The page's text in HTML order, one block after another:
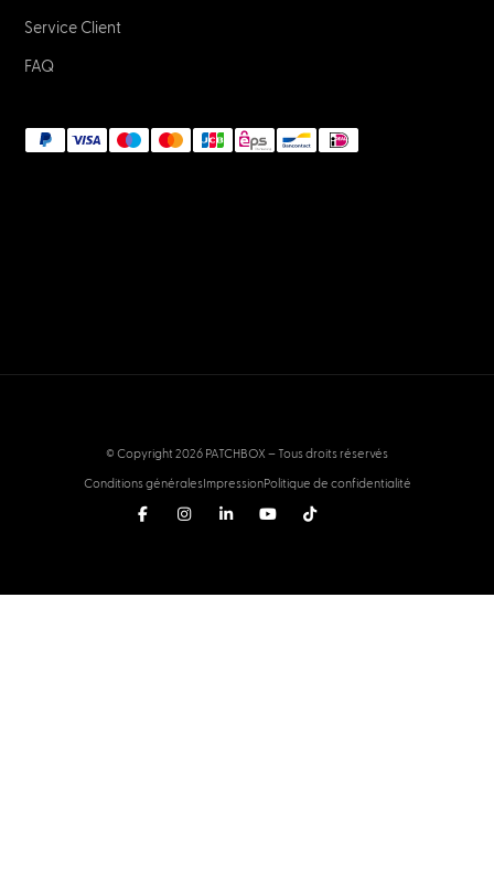
Service Client
FAQ
© Copyright 2026 PATCHBOX – Tous droits réservés
Conditions généralesImpressionPolitique de confidentialité